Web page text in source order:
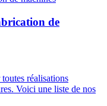
de
réalisations
Voici une liste de nos